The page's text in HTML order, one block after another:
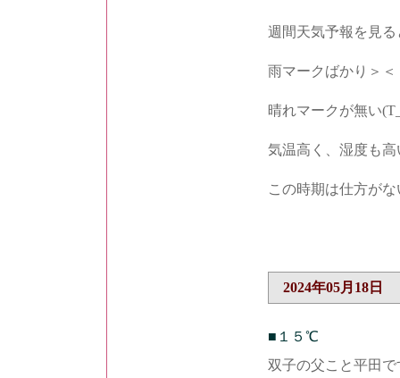
週間天気予報を見る
雨マークばかり＞＜
晴れマークが無い
気温高く、湿度も高
この時期は仕方が
2024年05月18日
■１５℃
双子の父こと平田で